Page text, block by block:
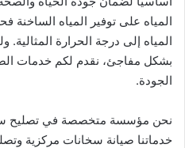
المياه على توفير المياه
المياه إلى درجة الحرارة
بشكل مفاجئ، نقدم لكم خدمات
الجودة.
نحن مؤسسة متخصصة في تصليح
خدماتنا صيانة سخانات مركزية